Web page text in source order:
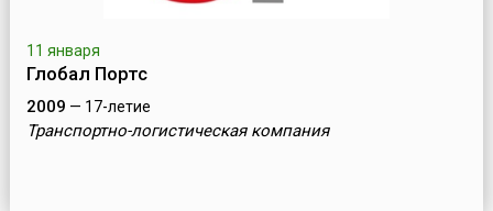
11 января
Глобал Портс
2009 — 17-летие
Транспортно-логистическая компания